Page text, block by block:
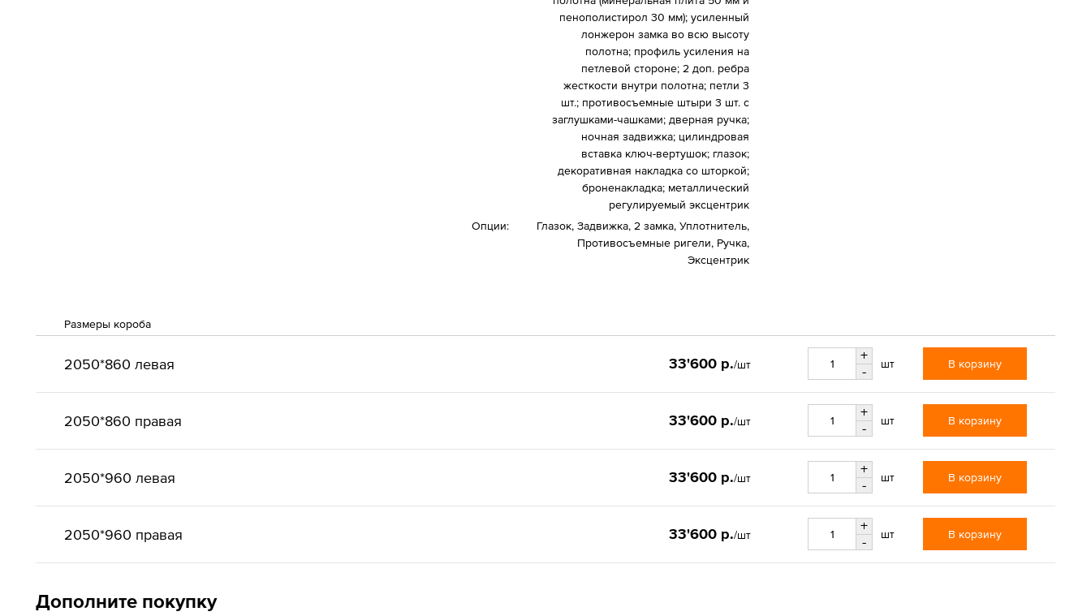
пенополистирол 30 мм); усиленный
лонжерон замка во всю высоту
полотна; профиль усиления на
петлевой стороне; 2 доп. ребра
жесткости внутри полотна; петли 3
шт.; противосъемные штыри 3 шт. с
заглушками-чашками; дверная ручка;
ночная задвижка; цилиндровая
вставка ключ-вертушок; глазок;
декоративная накладка со шторкой;
броненакладка; металлический
регулируемый эксцентрик
Опции:
Глазок, Задвижка, 2 замка, Уплотнитель,
Противосъемные ригели, Ручка,
Эксцентрик
Размеры короба
2050*860 левая 33'600 р./шт
+
-
шт В корзину
2050*860 правая 33'600 р./шт
+
-
шт В корзину
2050*960 левая 33'600 р./шт
+
-
шт В корзину
2050*960 правая 33'600 р./шт
+
-
шт В корзину
Дополните покупку